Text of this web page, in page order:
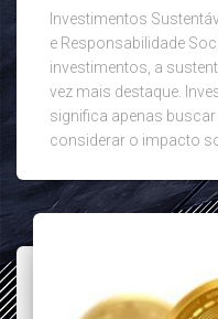
Investimentos
e Responsabilidade
investimentos, a
vez mais destaque.
significa apenas
considerar o impacto